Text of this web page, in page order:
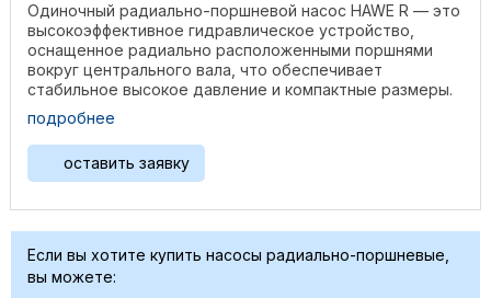
Одиночный радиально-поршневой насос HAWE R — это
высокоэффективное гидравлическое устройство,
оснащенное радиально расположенными поршнями
вокруг центрального вала, что обеспечивает
стабильное высокое давление и компактные размеры.
Изготовленный из ...
подробнее
оставить заявку
Если вы хотите купить насосы радиально-поршневые,
вы можете: